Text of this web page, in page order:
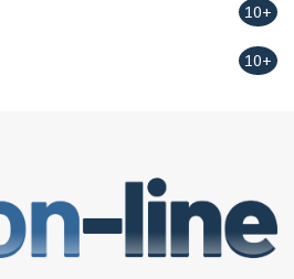
10+
10+